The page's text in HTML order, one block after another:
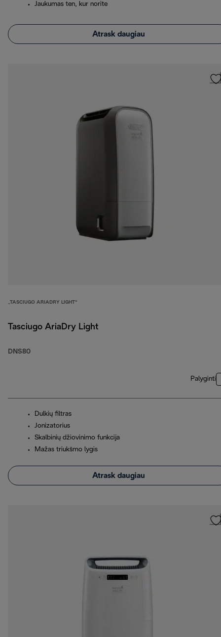
Jaukumas ten, kur norite
Atrask daugiau
„TASCIUGO ARIADRY LIGHT“
Tasciugo AriaDry Light
DNS80
Palyginti
Dulkių filtras
Jonizatorius
Skalbinių džiovinimo funkcija
Mažas triukšmo lygis
Atrask daugiau